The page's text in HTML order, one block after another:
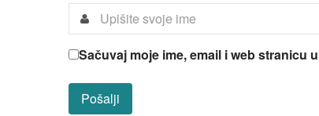
Sačuvaj moje ime, email i web stranicu